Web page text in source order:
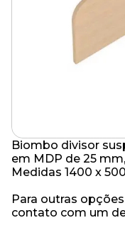
Biombo divisor
em MDP de 25
Medidas 1400 x
Para outras
contato com um